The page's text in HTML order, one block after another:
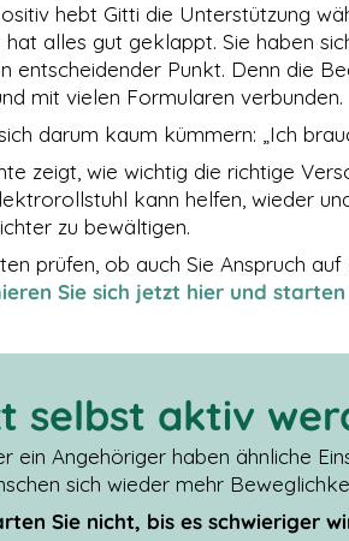
hebt Gitti die Unterstützung
hat alles gut geklappt. Sie haben
entscheidender Punkt. Denn die
mit vielen Formularen verbunden.
darum kaum kümmern: „Ich
zeigt, wie wichtig die richtige
kann helfen, wieder
zu bewältigen.
prüfen, ob auch Sie Anspruch
Sie sich jetzt hier und
selbst aktiv
ein Angehöriger haben ähnliche
sich wieder mehr
Sie nicht, bis es schwieriger